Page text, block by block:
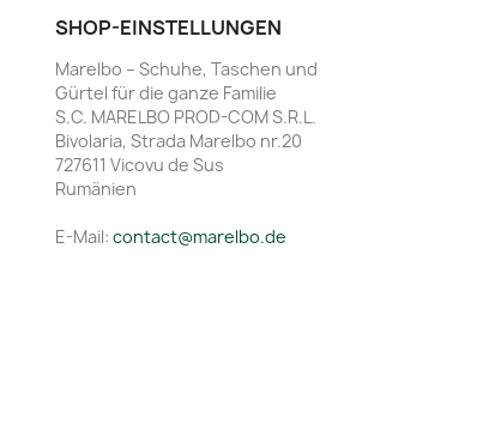
SHOP-EINSTELLUNGEN
Marelbo – Schuhe, Taschen und
Gürtel für die ganze Familie
S.C. MARELBO PROD-COM S.R.L.
Bivolaria, Strada Marelbo nr.20
727611 Vicovu de Sus
Rumänien
E-Mail: contact@marelbo.de